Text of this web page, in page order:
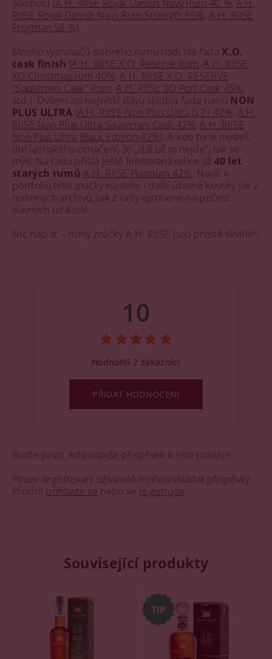
alkoholu (A.H. RIISE Royal Danish Navy Rum 40 %, A.H.
RIISE Royal Danish Navy Rum Strength 55%,A.H. RIISE
Frogman 58 %).
Mnoho vyznavačů dobrého rumu nadchla řadaX.O.
cask finish (A.H. RIISE X.O. Reserve Rum,A.H. RIISE
XO Christmas rum 40%,A.H. RIISE X.O. RESERVE
"Sauternes Cask" Rum,A.H. RIISE XO Port Cask 45%,
atd.). Ovšem asi největší slávu sklidila řada rumů NON
PLUS ULTRA (A.H. RIISE Non Plus Ultra 0,7 l 42%, A.H.
RIISE Non Plus Ultra Sauternes Cask 42%,A.H. RIISE
Non Plus Ultra Black Edition 42%). A kdo by si myslel,
dle latinského označení, že „dál už to nejde“, tak se
mýlí. Na řadu přišla ještě limitovaná edice až40 let
starých rumů A.H. RIISE Platinum 42% . Navíc v
portfoliu této značky najdete i další úžasné kousky jak z
rodinných archivů, tak z řady vyrobené na počest
slavných událostí.
Nic naplat – rumy značky A.H. RIISE jsou prostě skvělé!!
Buďte první, kdo napíše příspěvek k této položce.
Pouze registrovaní uživatelé mohou vkládat příspěvky.
Prosím přihlaste se nebo se registrujte
10
Hodnotili 2 zákazníci
PŘIDAT HODNOCENÍ
Související produkty